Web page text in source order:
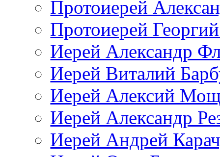
Протоиерей
Протоиерей
Иерей Александр
Иерей Виталий
Иерей Алексий
Иерей Александр
Иерей Андрей